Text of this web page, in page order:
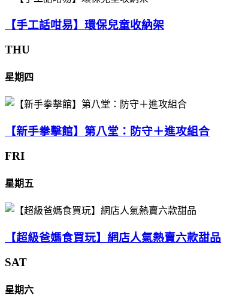
【手工話咁易】環保兒童收納架
THU
星期四
【新手拳擊館】第八堂：防守＋進攻組合
FRI
星期五
【超級爸媽食買玩】網店人氣熱賣六款甜品
SAT
星期六